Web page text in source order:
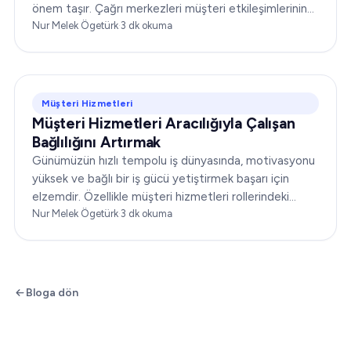
önem taşır. Çağrı merkezleri müşteri etkileşimlerinin
ön cephesinde yer alır ve bu da operasyonlarını
Nur Melek Ögetürk·3 dk okuma
Müşteri Hizmetleri
Müşteri Hizmetleri Aracılığıyla Çalışan
Bağlılığını Artırmak
Günümüzün hızlı tempolu iş dünyasında, motivasyonu
yüksek ve bağlı bir iş gücü yetiştirmek başarı için
elzemdir. Özellikle müşteri hizmetleri rollerindeki
çalışan bağlılığı…
Nur Melek Ögetürk·3 dk okuma
Bloga dön